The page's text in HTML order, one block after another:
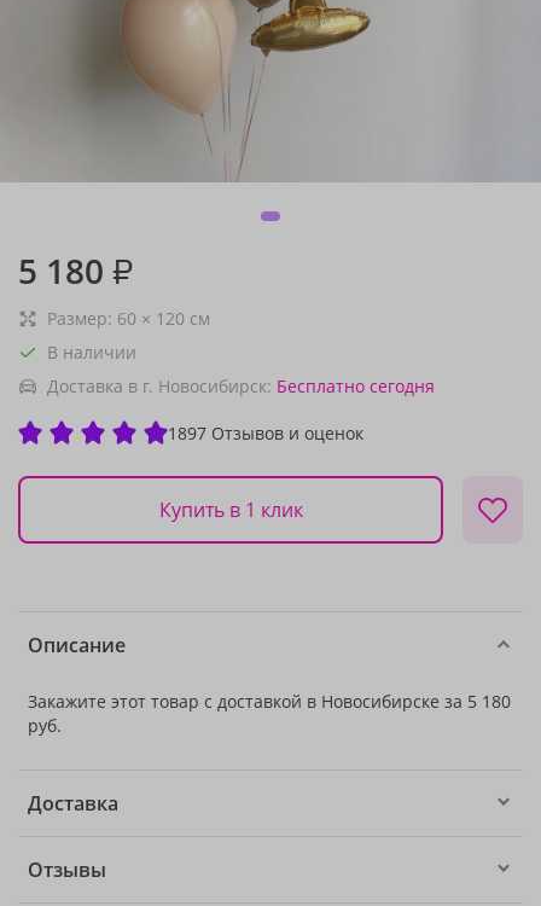
5 180 ₽
Размер: 60 × 120 см
В наличии
Доставка в г. Новосибирск: Бесплатно сегодня
1897 Отзывов и оценок
Купить в 1 клик
Описание
Закажите этот товар с доставкой в Новосибирске за 5 180
руб.
Доставка
Отзывы